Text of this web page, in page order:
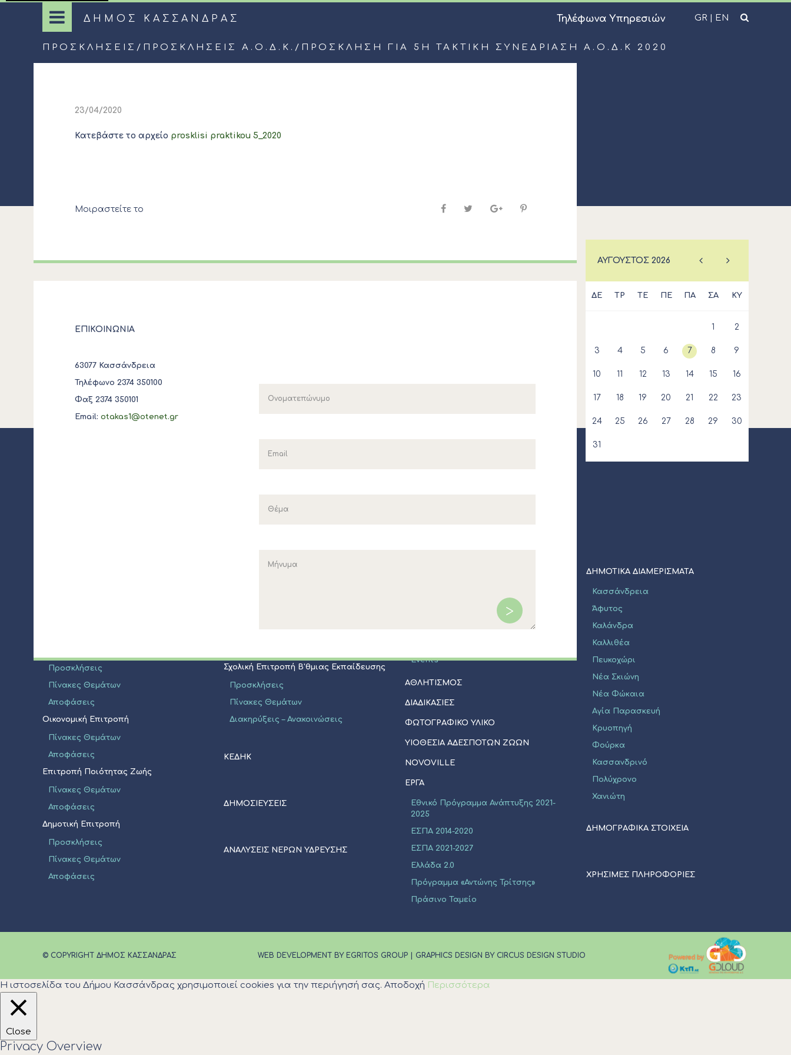
ΔΗΜΟΣ ΚΑΣΣΑΝΔΡΑΣ Τηλέφωνα Υπηρεσιών GR | EN
ΠΡΟΣΚΛΉΣΕΙΣ / ΠΡΟΣΚΛΉΣΕΙΣ Α.Ο.Δ.Κ. / ΠΡΟΣΚΛΗΣΗ ΓΙΑ 5Η ΤΑΚΤΙΚΗ ΣΥΝΕΔΡΙΑΣΗ Α.Ο.Δ.Κ 2020
23/04/2020
Κατεβάστε το αρχείο prosklisi praktikou 5_2020
Μοιραστείτε το
ΕΠΙΚΟΙΝΩΝΙΑ
63077 Κασσάνδρεια
Τηλέφωνο 2374 350100
Φαξ 2374 350101
Email: otakas1@otenet.gr
ΑΎΓΟΥΣΤΟΣ 2026
ΔΕ ΤΡ ΤΕ ΠΕ ΠΑ ΣΑ ΚΥ
1 2
3 4 5 6 7 8 9
10 11 12 13 14 15 16
17 18 19 20 21 22 23
24 25 26 27 28 29 30
31
Προσκλήσεις
Πίνακες Θεμάτων
Αποφάσεις
Οικονομική Επιτροπή
Πίνακες Θεμάτων
Αποφάσεις
Επιτροπή Ποιότητας Ζωής
Πίνακες Θεμάτων
Αποφάσεις
Δημοτική Επιτροπή
Προσκλήσεις
Πίνακες Θεμάτων
Αποφάσεις
Σχολική Επιτροπή Β'θμιας Εκπαίδευσης
Προσκλήσεις
Πίνακες Θεμάτων
Διακηρύξεις – Ανακοινώσεις
ΚΕΔΗΚ
ΔΗΜΟΣΙΕΥΣΕΙΣ
ΑΝΑΛΥΣΕΙΣ ΝΕΡΩΝ ΥΔΡΕΥΣΗΣ
Φεστιβάλ Κασσάνδρας
Events
ΑΘΛΗΤΙΣΜΟΣ
ΔΙΑΔΙΚΑΣΙΕΣ
ΦΩΤΟΓΡΑΦΙΚΟ ΥΛΙΚΟ
ΥΙΟΘΕΣΊΑ ΑΔΈΣΠΟΤΩΝ ΖΏΩΝ
NOVOVILLE
ΈΡΓΑ
Εθνικό Πρόγραμμα Ανάπτυξης 2021-
2025
ΕΣΠΑ 2014-2020
ΕΣΠΑ 2021-2027
Ελλάδα 2.0
Πρόγραμμα «Αντώνης Τρίτσης»
Πράσινο Ταμείο
ΔΗΜΟΤΙΚΑ ΔΙΑΜΕΡΙΣΜΑΤΑ
Κασσάνδρεια
Άφυτος
Καλάνδρα
Καλλιθέα
Πευκοχώρι
Νέα Σκιώνη
Νέα Φώκαια
Αγία Παρασκευή
Κρυοπηγή
Φούρκα
Κασσανδρινό
Πολύχρονο
Χανιώτη
ΔΗΜΟΓΡΑΦΙΚΑ ΣΤΟΙΧΕΙΑ
ΧΡΗΣΙΜΕΣ ΠΛΗΡΟΦΟΡΙΕΣ
© COPYRIGHT ΔΗΜΟΣ ΚΑΣΣΑΝΔΡΑΣ WEB DEVELOPMENT BY EGRITOS GROUP GRAPHICS DESIGN BY CIRCUS DESIGN STUDIO
Η ιστοσελίδα του Δήμου Κασσάνδρας χρησιμοποιεί cookies για την περιήγησή σας. Αποδοχή Περισσότερα
Close
Privacy Overview